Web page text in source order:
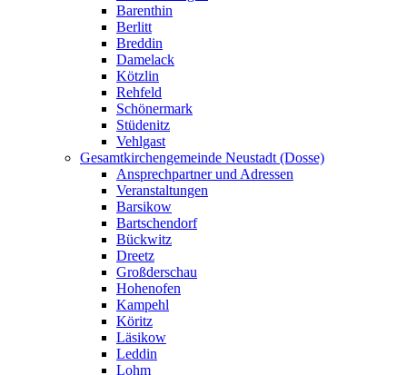
Barenthin
Berlitt
Breddin
Damelack
Kötzlin
Rehfeld
Schönermark
Stüdenitz
Vehlgast
Gesamtkirchengemeinde Neustadt (Dosse)
Ansprechpartner und Adressen
Veranstaltungen
Barsikow
Bartschendorf
Bückwitz
Dreetz
Großderschau
Hohenofen
Kampehl
Köritz
Läsikow
Leddin
Lohm